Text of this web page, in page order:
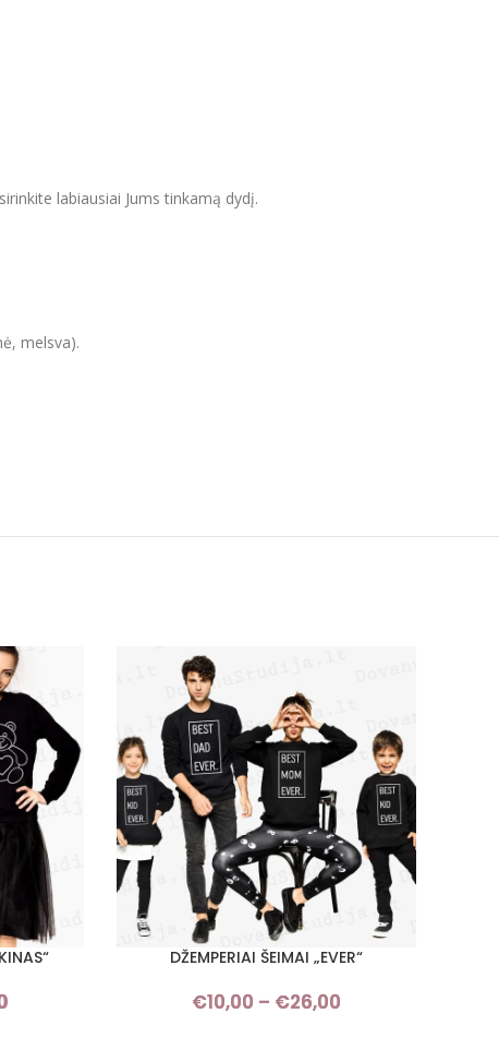
labiausiai Jums tinkamą dydį.
melsva).
PASIRINKTI SAVYBES
DŽEMPERIAI ŠEIMAI „EVER“
€10,00 – €26,00